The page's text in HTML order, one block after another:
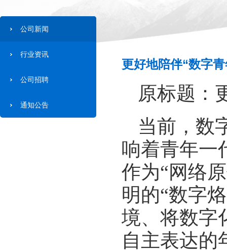
公司新闻
行业资讯
公司招聘
通知公告
更好地陪伴“数字
原标题：
当前，数
响着青年一
作为“网络
明的“数字
境、将数字
自主表达的